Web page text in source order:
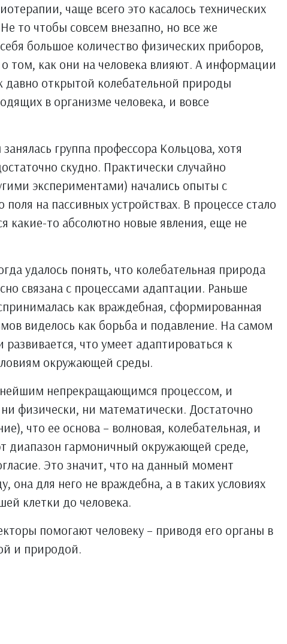
чаще всего это касалось технических
то чтобы совсем внезапно, но все же
большое количество физических приборов,
о том, как они на человека влияют. А информации
давно открытой колебательной природы
в организме человека, и вовсе
группа профессора Кольцова, хотя
скудно. Практически случайно
экспериментами) начались опыты с
на пассивных устройствах. В процессе стало
какие-то абсолютно новые явления, еще не
удалось понять, что колебательная природа
связана с процессами адаптации. Раньше
как враждебная, сформированная
виделось как борьба и подавление. На самом
что умеет адаптироваться к
окружающей среды.
непрекращающимся процессом, и
физически, ни математически. Достаточно
что ее основа – волновая, колебательная, и
диапазон гармоничный окружающей среде,
Это значит, что на данный момент
она для него не враждебна, а в таких условиях
клетки до человека.
помогают человеку – приводя его органы в
и природой.